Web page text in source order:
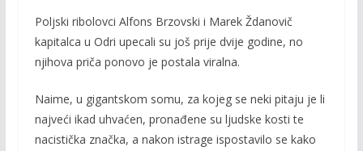
o
k
n
k
Poljski ribolovci Alfons Brzovski i Marek Ždanovič
kapitalca u Odri upecali su još prije dvije godine, no
njihova priča ponovo je postala viralna.
Naime, u gigantskom somu, za kojeg se neki pitaju je li
najveći ikad uhvaćen, pronađene su ljudske kosti te
nacistička značka, a nakon istrage ispostavilo se kako